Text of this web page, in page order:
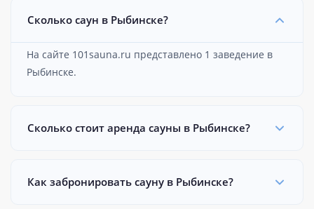
Сколько саун в Рыбинске?
На сайте 101sauna.ru представлено 1 заведение в
Рыбинске.
Сколько стоит аренда сауны в Рыбинске?
Как забронировать сауну в Рыбинске?